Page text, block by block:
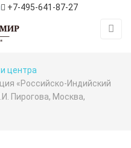
+7-495-641-87-27
центра
«Российско-Индийский
Пирогова, Москва,